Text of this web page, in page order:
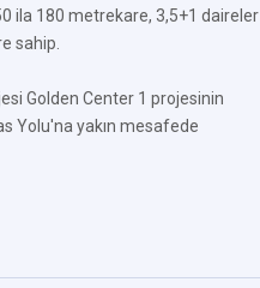
ila 180 metrekare, 3,5+1 daireler
sahip.
Golden Center 1 projesinin
Yolu'na yakın mesafede